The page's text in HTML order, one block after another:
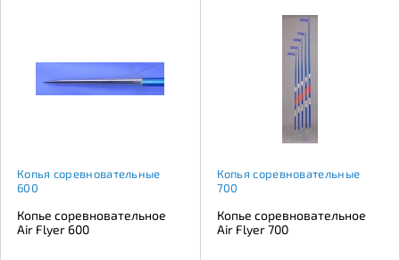
Копья соревновательные
600
Копье соревновательное
Air Flyer 600
Копья соревновательные
700
Копье соревновательное
Air Flyer 700